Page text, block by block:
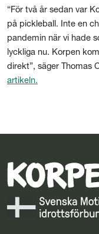
“För två år sedan var
på pickleball. Inte en
pandemin när vi hade
lyckliga nu. Korpen
direkt”, säger Thomas
artikeln.